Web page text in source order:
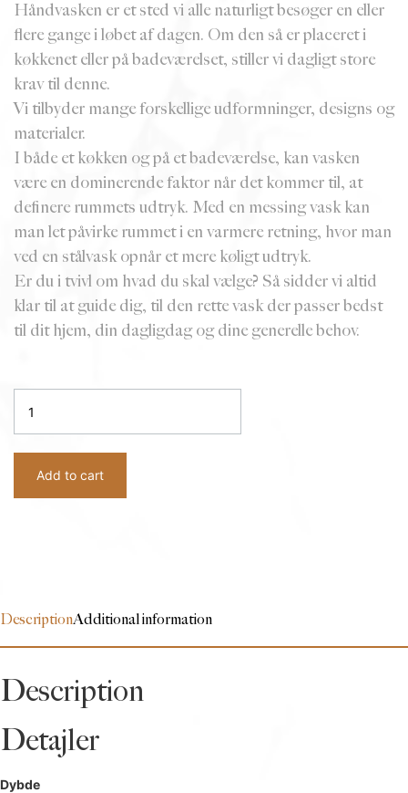
Håndvasken er et sted vi alle naturligt besøger en eller
flere gange i løbet af dagen. Om den så er placeret i
køkkenet eller på badeværelset, stiller vi dagligt store
krav til denne.
Vi tilbyder mange forskellige udformninger, designs og
materialer.
I både et køkken og på et badeværelse, kan vasken
være en dominerende faktor når det kommer til, at
definere rummets udtryk. Med en messing vask kan
man let påvirke rummet i en varmere retning, hvor man
ved en stålvask opnår et mere køligt udtryk.
Er du i tvivl om hvad du skal vælge? Så sidder vi altid
klar til at guide dig, til den rette vask der passer bedst
til dit hjem, din dagligdag og dine generelle behov.
stål
quantity
Add to cart
DescriptionAdditional information
Description
Detajler
Dybde